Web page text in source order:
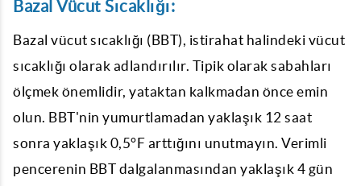
Bazal Vücut Sıcaklığı:
Bazal vücut sıcaklığı (BBT), istirahat halindeki vücut
sıcaklığı olarak adlandırılır. Tipik olarak sabahları
ölçmek önemlidir, yataktan kalkmadan önce emin
olun. BBT'nin yumurtlamadan yaklaşık 12 saat
sonra yaklaşık 0,5°F arttığını unutmayın. Verimli
pencerenin BBT dalgalanmasından yaklaşık 4 gün